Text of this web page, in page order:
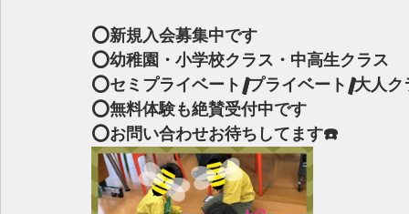
⭕️新規入会募集中です
⭕️幼稚園・小学校クラス・中高生クラス
⭕️セミプライベート/プライベート/大人ク
⭕️無料体験も絶賛受付中です
⭕️お問い合わせお待ちしてます☎️